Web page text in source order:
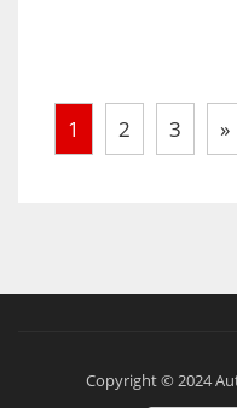
1 2 3 »
Copyright © 2024